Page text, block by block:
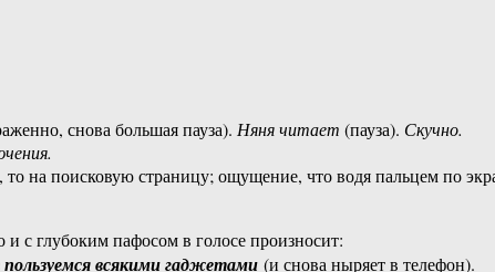
снова большая пауза). Няня читает (пауза). Скучно.
то на поисковую страницу; ощущение, что водя пальцем по
с глубоким пафосом в голосе произносит:
всякими гаджетами (и снова ныряет в телефон).